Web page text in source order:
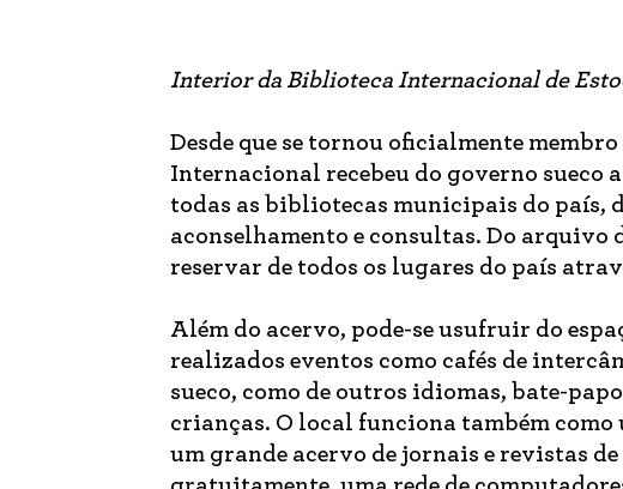
Interior da Biblioteca Internacional de
Desde que se tornou oficialmente
Internacional recebeu do governo sueco
todas as bibliotecas municipais do
aconselhamento e consultas. Do arquivo
reservar de todos os lugares do país
Além do acervo, pode-se usufruir do
realizados eventos como cafés de
sueco, como de outros idiomas, bate-
crianças. O local funciona também
um grande acervo de jornais e revistas